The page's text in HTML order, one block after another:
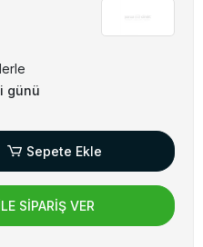
günü
Sepete Ekle
SİPARİŞ VER